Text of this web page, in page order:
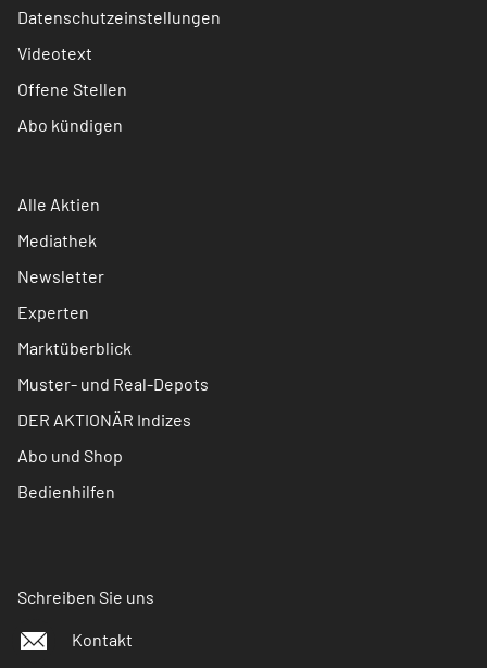
Datenschutzeinstellungen
Videotext
Offene Stellen
Abo kündigen
Alle Aktien
Mediathek
Newsletter
Experten
Marktüberblick
Muster- und Real-Depots
DER AKTIONÄR Indizes
Abo und Shop
Bedienhilfen
Schreiben Sie uns
Kontakt